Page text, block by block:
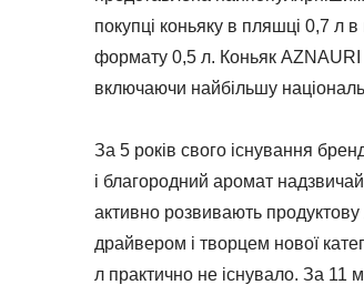
покупці коньяку в пляшці 0,7 л
формату 0,5 л. Коньяк AZNAURI
включаючи найбільшу
За 5 років свого існування
і благородний аромат
активно розвивають
драйвером і творцем нової
л практично не існувало. За 11